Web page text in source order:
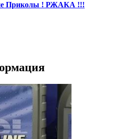
Приколы ! РЖАКА !!!